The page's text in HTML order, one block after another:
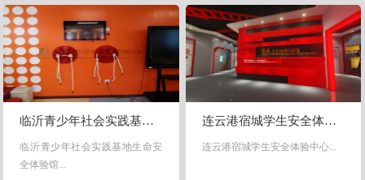
临沂青少年社会实践基地生命安全体验馆
临沂青少年社会实践基地生命安
全体验馆...
连云港宿城学生安全体验中心
连云港宿城学生安全体验中心...